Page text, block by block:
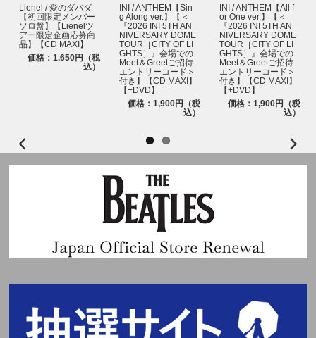
Lienel / 愛のダバダ
【初回限定メンバー
ソロ盤】【Lienelツ
アー限定企画応募商
品】【CD MAXI】
価格：1,650円（税
込）
INI / ANTHEM【Sin
g Along ver.】【＜
『2026 INI 5TH AN
NIVERSARY DOME
TOUR［CITY OF LI
GHTS］』会場での
Meet＆Greetご招待
エントリーコード＞
付き】【CD MAXI】
【+DVD】
価格：1,900円（税
込）
INI / ANTHEM【All f
or One ver.】【＜
『2026 INI 5TH AN
NIVERSARY DOME
TOUR［CITY OF LI
GHTS］』会場での
Meet＆Greetご招待
エントリーコード＞
付き】【CD MAXI】
【+DVD】
価格：1,900円（税
込）